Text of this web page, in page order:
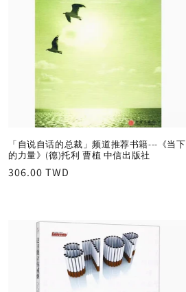
「自说自话的总裁」频道推荐书籍---《当下
的力量》(德)托利 曹植 中信出版社
Regular
306.00 TWD